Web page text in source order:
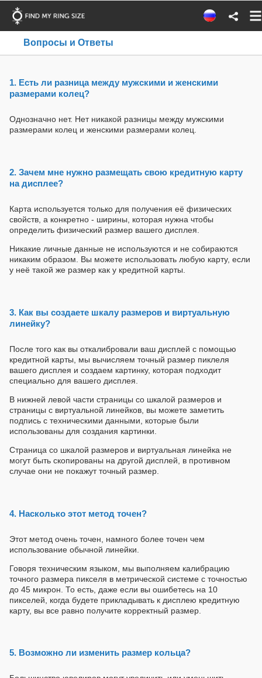
Вопросы и Ответы
1. Есть ли разница между мужскими и женскими
размерами колец?
Однозначно нет. Нет никакой разницы между мужскими
размерами колец и женскими размерами колец.
2. Зачем мне нужно размещать свою кредитную карту
на дисплее?
Карта используется только для получения её физических
свойств, а конкретно - ширины, которая нужна чтобы
определить физический размер вашего дисплея.
Никакие личные данные не используются и не собираются
никаким образом. Вы можете использовать любую карту, если
у неё такой же размер как у кредитной карты.
3. Как вы создаете шкалу размеров и виртуальную
линейку?
После того как вы откалибровали ваш дисплей с помощью
кредитной карты, мы вычисляем точный размер пиклеля
вашего дисплея и создаем картинку, которая подходит
специально для вашего дисплея.
В нижней левой части страницы со шкалой размеров и
страницы с виртуальной линейков, вы можете заметить
подпись с техническими данными, которые были
использованы для создания картинки.
Страница со шкалой размеров и виртуальная линейка не
могут быть скопированы на другой дисплей, в противном
случае они не покажут точный размер.
4. Насколько этот метод точен?
Этот метод очень точен, намного более точен чем
использование обычной линейки.
Говоря техническим языком, мы выполняем калибрацию
точного размера пикселя в метрической системе с точностью
до 45 микрон. То есть, даже если вы ошибетесь на 10
пикселей, когда будете прикладывать к дисплею кредитную
карту, вы все равно получите корректный размер.
5. Возможно ли изменить размер кольца?